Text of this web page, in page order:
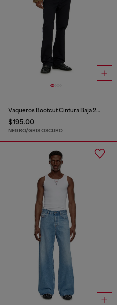
Vaqueros Bootcut Cintura Baja 2007 Zatiny
$195.00
NEGRO/GRIS OSCURO